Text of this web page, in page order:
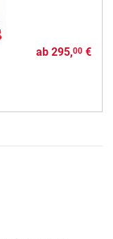
ab 295,00€